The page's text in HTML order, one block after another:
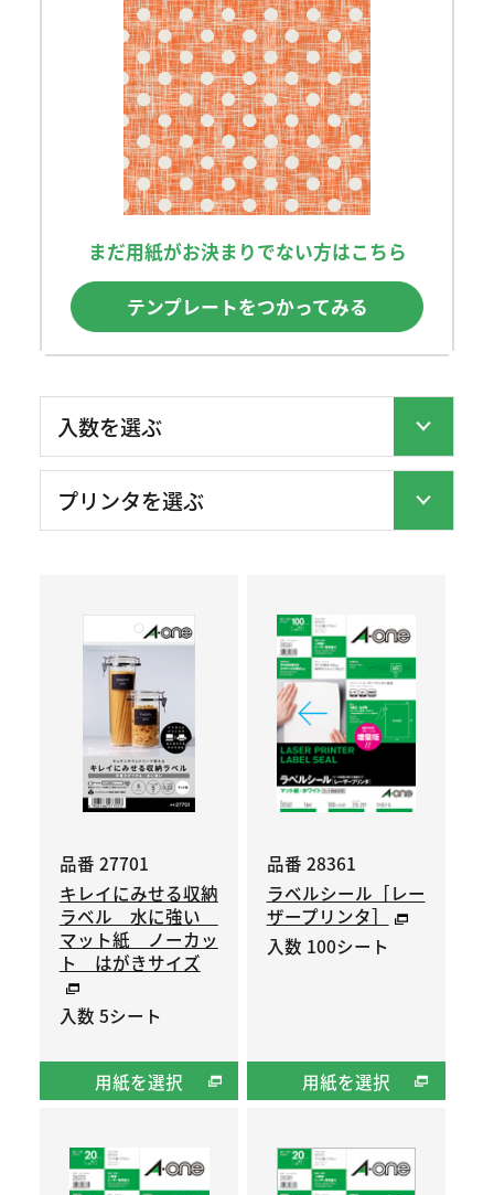
まだ用紙がお決まりでない方はこちら
テンプレートをつかってみる
品番 27701
キレイにみせる収納
ラベル 水に強い
マット紙 ノーカッ
ト はがきサイズ
入数 5シート
用紙を選択
品番 28361
ラベルシール［レー
ザープリンタ］
入数 100シート
用紙を選択